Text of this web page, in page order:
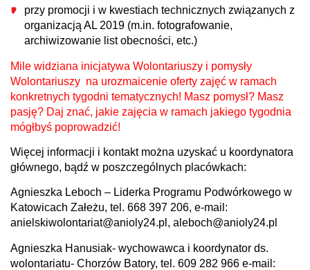
przy promocji i w kwestiach technicznych związanych z
organizacją AL 2019 (m.in. fotografowanie,
archiwizowanie list obecności, etc.)
Mile widziana inicjatywa Wolontariuszy i pomysły
Wolontariuszy na urozmaicenie oferty zajęć w ramach
konkretnych tygodni tematycznych! Masz pomysł? Masz
pasję? Daj znać, jakie zajęcia w ramach jakiego tygodnia
mógłbyś poprowadzić!
Więcej informacji i kontakt można uzyskać u koordynatora
głównego, bądź w poszczególnych placówkach:
Agnieszka Leboch – Liderka Programu Podwórkowego w
Katowicach Załeżu, tel. 668 397 206, e-mail:
anielskiwolontariat@anioly24.pl, aleboch@anioly24.pl
Agnieszka Hanusiak- wychowawca i koordynator ds.
wolontariatu- Chorzów Batory, tel. 609 282 966 e-mail: